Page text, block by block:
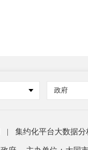
政府
| 集约化平台大数据分